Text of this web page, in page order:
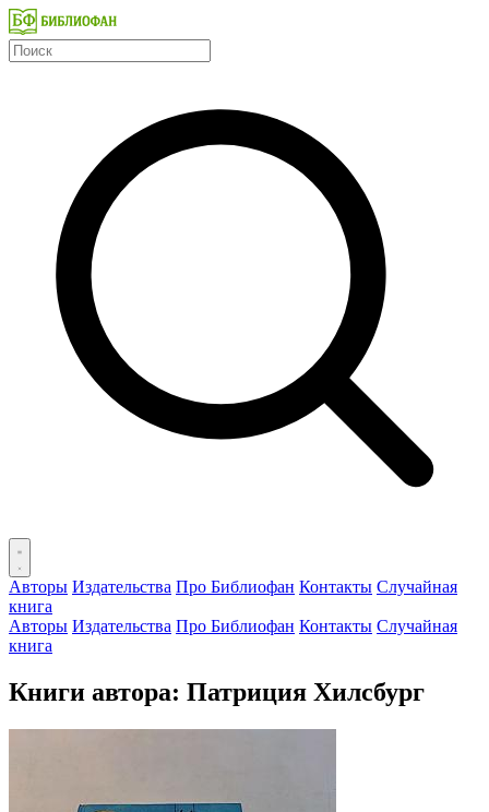
Авторы Издательства Про Библиофан Контакты Случайная
книга
Авторы Издательства Про Библиофан Контакты Случайная
книга
Книги автора: Патриция Хилсбург